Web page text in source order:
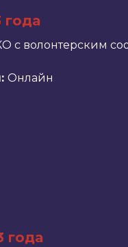
года
с волонтерским
Онлайн
года